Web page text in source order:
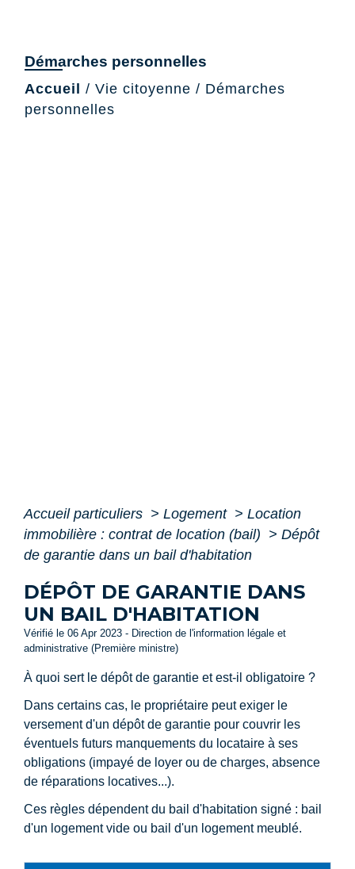
Démarches personnelles
Accueil / Vie citoyenne / Démarches
personnelles
Accueil particuliers > Logement > Location
immobilière : contrat de location (bail) > Dépôt
de garantie dans un bail d'habitation
DÉPÔT DE GARANTIE DANS
UN BAIL D'HABITATION
Vérifié le 06 Apr 2023 - Direction de l'information légale et
administrative (Première ministre)
À quoi sert le dépôt de garantie et est-il obligatoire ?
Dans certains cas, le propriétaire peut exiger le
versement d'un dépôt de garantie pour couvrir les
éventuels futurs manquements du locataire à ses
obligations (impayé de loyer ou de charges, absence
de réparations locatives...).
Ces règles dépendent du bail d'habitation signé : bail
d'un logement vide ou bail d'un logement meublé.